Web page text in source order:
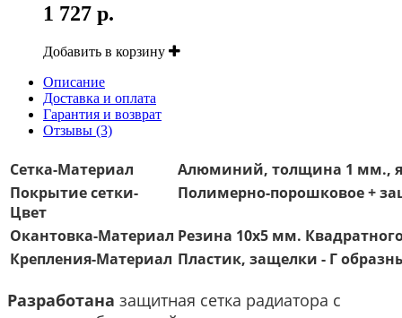
1 727 р.
Добавить в корзину
Описание
Доставка и оплата
Гарантия и возврат
Отзывы (3)
Сетка-Материал
Алюминий, толщина 1 мм.,
Покрытие сетки-
Цвет
Полимерно-порошковое +
Окантовка-Материал Резина 10х5 мм.
Крепления-Материал Пластик, защелки - Г
Разработана защитная сетка радиатора с